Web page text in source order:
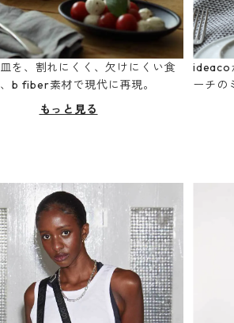
を、割れにくく、欠けにくい食
b fiber素材で現代に再現。
もっと見る
ideaco
ーチの